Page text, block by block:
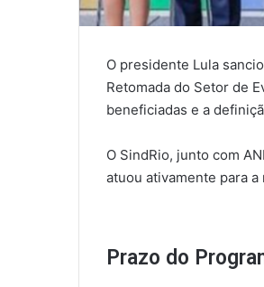
O presidente Lula
Retomada do Setor de
beneficiadas e a
O SindRio, junto com
atuou ativamente para a
Prazo do